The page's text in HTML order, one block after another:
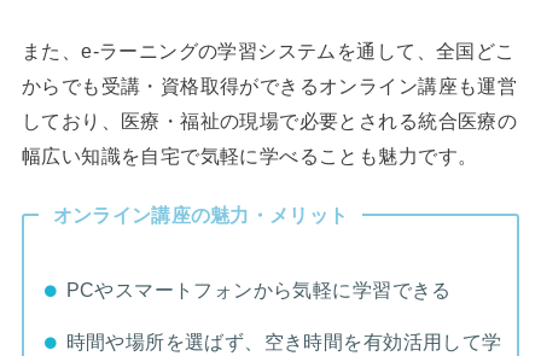
また、e-ラーニングの学習システムを通して、全国どこ
からでも受講・資格取得ができるオンライン講座も運営
しており、医療・福祉の現場で必要とされる統合医療の
幅広い知識を自宅で気軽に学べることも魅力です。
オンライン講座の魅力・メリット
PCやスマートフォンから気軽に学習できる
時間や場所を選ばず、空き時間を有効活用して学